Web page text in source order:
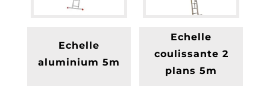
Echelle
aluminium 5m
Echelle
coulissante 2
plans 5m